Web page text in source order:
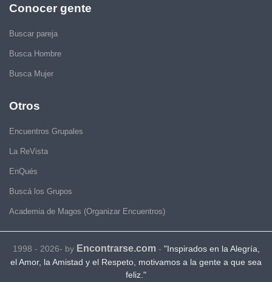
Conocer gente
Buscar pareja
Busca Hombre
Busca Mujer
Otros
Encuentros Grupales
La ReVista
EnQués
Buscá los Grupos
Academia de Magos (Organizar Encuentros)
1998 - 2026- by Encontrarse.com- "Inspirados en la Alegría,
el Amor, la Amistad y el Respeto, motivamos a la gente a que sea
feliz."